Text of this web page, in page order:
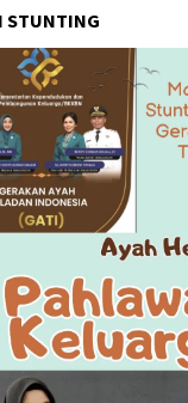
STUNTING